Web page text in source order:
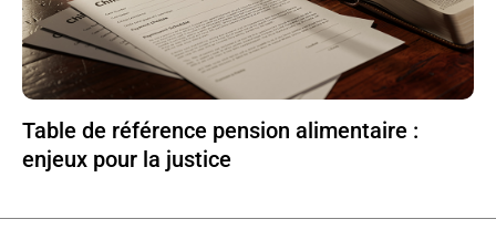
Table de référence pension alimentaire :
enjeux pour la justice